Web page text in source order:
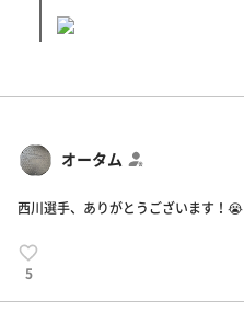
オータム
西川選手、ありがとうございます！😭
5